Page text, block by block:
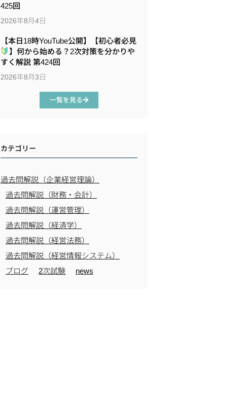
425回
2026年8月4日
【本日18時YouTube公開】【初心者必見
】何から始める？2次対策を分かりや
すく解説 第424回
2026年8月3日
一覧を見る
カテゴリー
過去問解説（企業経営理論）
過去問解説（財務・会計）
過去問解説（運営管理）
過去問解説（経済学）
過去問解説（経営法務）
過去問解説（経営情報システム）
ブログ
2次試験 news